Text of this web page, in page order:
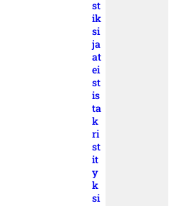
st
ik
si
ja
at
ei
st
is
ta
k
ri
st
it
y
k
si